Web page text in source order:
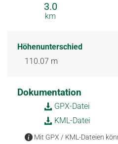
3.0
km
Höhenunterschied
110.07 m
Dokumentation
GPX-Datei
KML-Datei
Mit GPX / KML-Dateien